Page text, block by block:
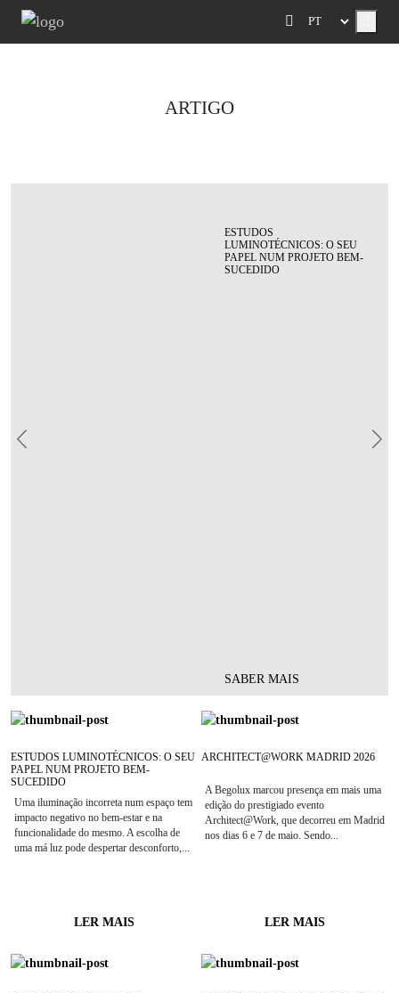
ARTIGO
ESTUDOS
LUMINOTÉCNICOS: O SEU
PAPEL NUM PROJETO BEM-
SUCEDIDO
SABER MAIS
Previous Next
ESTUDOS LUMINOTÉCNICOS: O SEU
PAPEL NUM PROJETO BEM-
SUCEDIDO
Uma iluminação incorreta num espaço tem
impacto negativo no bem-estar e na
funcionalidade do mesmo. A escolha de
uma má luz pode despertar desconforto,...
LER MAIS
ARCHITECT@WORK MADRID 2026
A Begolux marcou presença em mais uma
edição do prestigiado evento
Architect@Work, que decorreu em Madrid
nos dias 6 e 7 de maio. Sendo...
LER MAIS